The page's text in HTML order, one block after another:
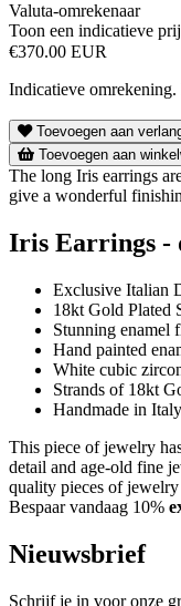
Valuta-omrekenaar
Toon een indicatieve
€370.00 EUR
Indicatieve
Toevoegen aan
Toevoegen aan
The long Iris earrings
give a wonderful
Iris Earrings -
Exclusive Italian
18kt Gold Plated
Stunning enamel
Hand painted
White cubic
Strands of 18kt
Handmade in Italy
This piece of jewelry
detail and age-old fine
quality pieces of
Bespaar vandaag 10%
Nieuwsbrief
Schrijf je in voor onze